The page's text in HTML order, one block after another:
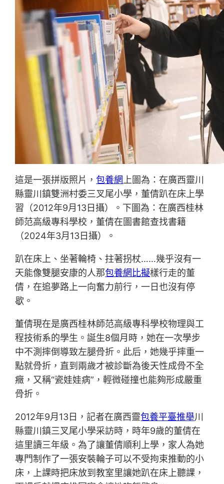
這是一張拼版照片，包養網上圖為：在廣西靈川
縣靈川鎮雙洲村委三叉尾小學，董倩趴在床上學
習（2012年9月13日攝）。下圖為：在廣西桂林
師范高級專科學校，董倩在圖書館查找書籍
（2024年3月13日攝）。
趴在床上、坐著輪椅、拄著拐杖……幾乎沒有一
天能像雙腿安康的人那包養網比擬樣行走的董
倩，在追夢路上一向奮力前行，一日也沒有停
歇。
董倩現在是廣西桂林師范高級專科學校物理與工
程技術系的學生。誕生8個月時，她在一次學步
中不測摔倒導致左腿骨折。此后，她幾乎摔重一
點就骨折，直到兩歲才被診斷為後天性成骨不全
癥，又稱“瓷娃娃病”，輕微碰撞也能夠形成嚴重
骨折。
2012年9月13日，記者在廣西靈包養平臺推舉川
縣靈川鎮三叉尾小學采訪時，時年9歲的董倩在
這里讀三年級。為了讓董倩順利上學，家人為她
專門制作了一張安裝輪子可以不受拘束推動的小
床，上課時把床放到教室里讓她趴在床上聽課，